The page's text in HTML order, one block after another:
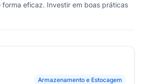
eficaz. Investir em boas práticas
Armazenamento e Estocagem